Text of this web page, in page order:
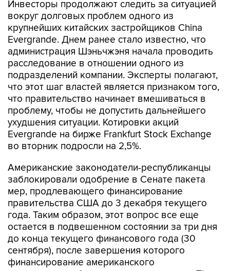
крупнейших китайских застройщиков China
Evergrande. Днем ранее стало известно, что
администрация Шэньчжэня начала проводить
расследование в отношении одного из
подразделений компании. Эксперты полагают,
что этот шаг властей является признаком того,
что правительство начинает вмешиваться в
проблему, чтобы не допустить дальнейшего
ухудшения ситуации. Котировки акций
Evergrande на бирже Frankfurt Stock Exchange
во вторник подросли на 2,5%.
Американские законодатели-республиканцы
мер, продлевающего финансирование
правительства США до 3 декабря текущего
года. Таким образом, этот вопрос все еще
остается в подвешенном состоянии за три дня
до конца текущего финансового года (30
сентября), после завершения которого
финансирование американского
правительства будет прекращено, пишет The
Wall Street Journal.